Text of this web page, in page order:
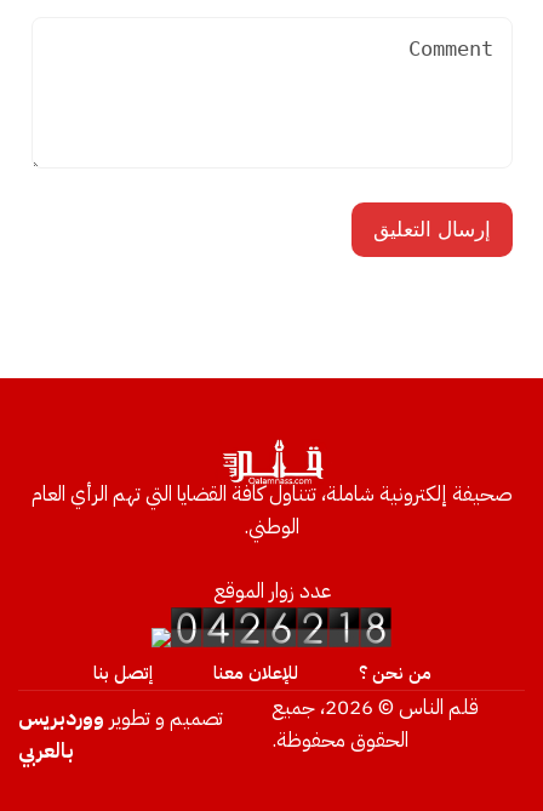
صحيفة إلكترونية شاملة، تتناول كافة القضايا التي تهم الرأي العام
الوطني.
عدد زوار الموقع
من نحن ؟ للإعلان معنا إتصل بنا
قلم الناس © 2026، جميع
الحقوق محفوظة.
تصميم و تطوير ووردبريس
بالعربي